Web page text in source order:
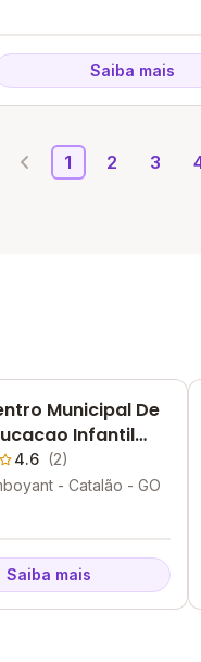
Saiba mais
1 2 3
Municipal De
Infantil
Margon Vaz
4.6 (2)
- Catalão - GO
Saiba mais